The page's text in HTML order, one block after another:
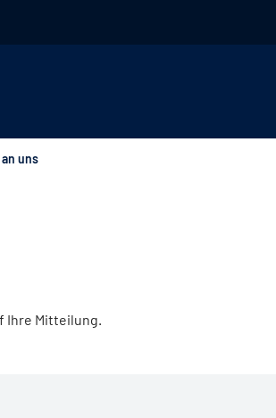
uns
Ihre Mitteilung.